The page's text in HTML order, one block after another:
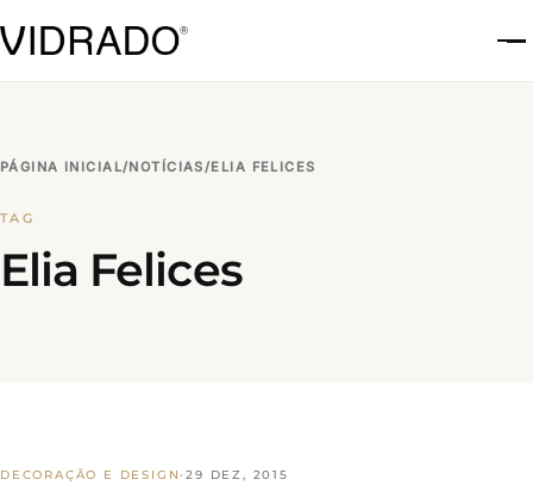
PÁGINA INICIAL/NOTÍCIAS/ELIA FELICES
TAG
Elia Felices
DECORAÇÃO E DESIGN·29 DEZ, 2015